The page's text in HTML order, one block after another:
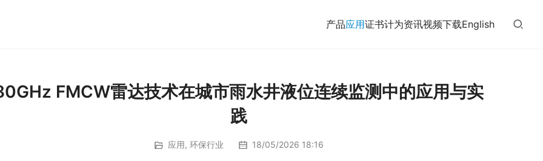
产品应用证书计为资讯视频下载English
FMCW雷达技术在城市雨水井液位连续监测中的应用与实
践
应用, 环保行业 18/05/2026 18:16